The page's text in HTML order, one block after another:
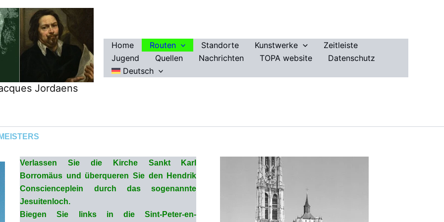
Jordaens
Home Routen Standorte Kunstwerke
Zeitleiste
Jugend
Quellen Nachrichten TOPA website
Datenschutz
Deutsch
Verlassen Sie die Kirche Sankt Karl
Borromäus und überqueren Sie den Hendrik
Conscienceplein durch das sogenannte
Jesuitenloch.
Biegen Sie links in die Sint-Peter-en-